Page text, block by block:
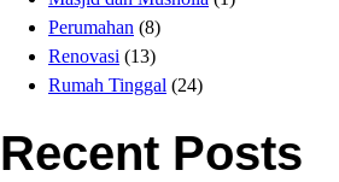
Perumahan (8)
Renovasi (13)
Rumah Tinggal (24)
Recent Posts